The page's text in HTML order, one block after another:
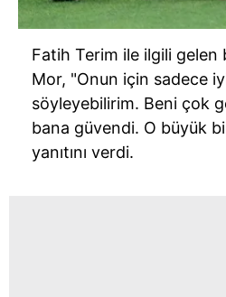
Fatih Terim ile ilgili gelen
Mor, "Onun için sadece
söyleyebilirim. Beni çok
bana güvendi. O büyük
yanıtını verdi.